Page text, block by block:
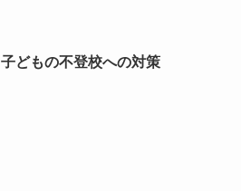
子どもの不登校への対策